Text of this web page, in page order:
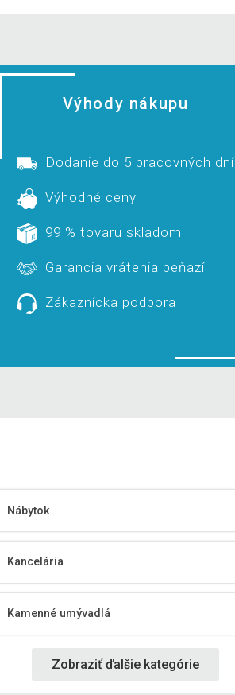
Výhody nákupu
Dodanie do 5 pracovných dní
Výhodné ceny
99 % tovaru skladom
Garancia vrátenia peňazí
Zákaznícka podpora
Nábytok
Kancelária
Kamenné umývadlá
Zobraziť ďalšie kategórie